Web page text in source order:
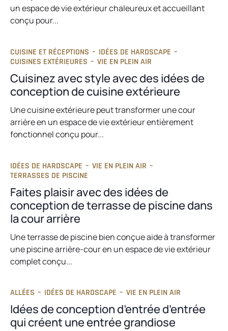
un espace de vie extérieur chaleureux et accueillant
conçu pour...
CUISINE ET RÉCEPTIONS – IDÉES DE HARDSCAPE –
CUISINES EXTÉRIEURES – VIE EN PLEIN AIR
Cuisinez avec style avec des idées de
conception de cuisine extérieure
Une cuisine extérieure peut transformer une cour
arrière en un espace de vie extérieur entièrement
fonctionnel conçu pour...
IDÉES DE HARDSCAPE – VIE EN PLEIN AIR –
TERRASSES DE PISCINE
Faites plaisir avec des idées de
conception de terrasse de piscine dans
la cour arrière
Une terrasse de piscine bien conçue aide à transformer
une piscine arrière-cour en un espace de vie extérieur
complet conçu...
ALLÉES – IDÉES DE HARDSCAPE – VIE EN PLEIN AIR
Idées de conception d’entrée d’entrée
qui créent une entrée grandiose